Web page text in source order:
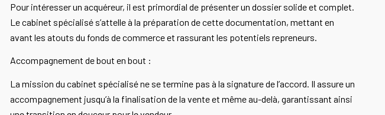
Pour intéresser un acquéreur, il est primordial de présenter un dossier solide et complet.
Le cabinet spécialisé s’attelle à la préparation de cette documentation, mettant en
avant les atouts du fonds de commerce et rassurant les potentiels repreneurs.
Accompagnement de bout en bout :
La mission du cabinet spécialisé ne se termine pas à la signature de l’accord. Il assure un
accompagnement jusqu’à la finalisation de la vente et même au-delà, garantissant ainsi